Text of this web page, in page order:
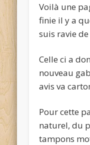
Voilà une
finie il y a
suis ravie
Celle ci a
nouveau
avis va
Pour cette
naturel, du
tampons